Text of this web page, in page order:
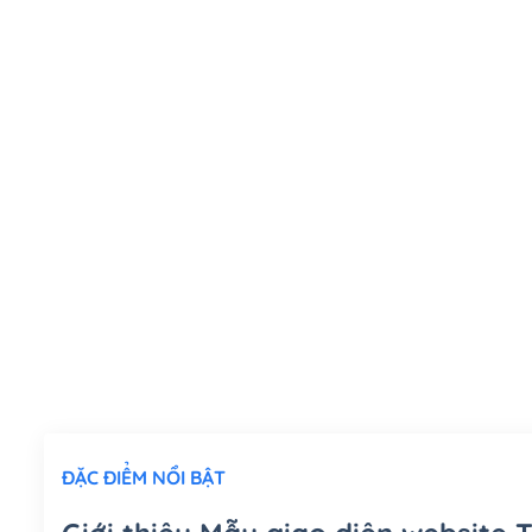
ĐẶC ĐIỂM NỔI BẬT